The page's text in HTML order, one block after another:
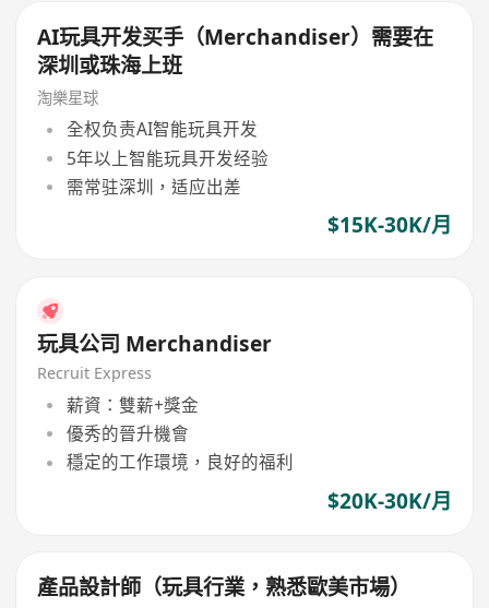
AI玩具开发买手（Merchandiser）需要在
深圳或珠海上班
淘樂星球
全权负责AI智能玩具开发
5年以上智能玩具开发经验
需常驻深圳，适应出差
$15K-30K/月
玩具公司 Merchandiser
Recruit Express
薪資：雙薪+獎金
優秀的晉升機會
穩定的工作環境，良好的福利
$20K-30K/月
產品設計師（玩具行業，熟悉歐美市場）